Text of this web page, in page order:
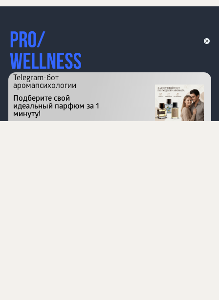
Перейти на сайт
Telegram-бот
аромапсихологии
Подберите свой
идеальный парфюм за 1
минуту!